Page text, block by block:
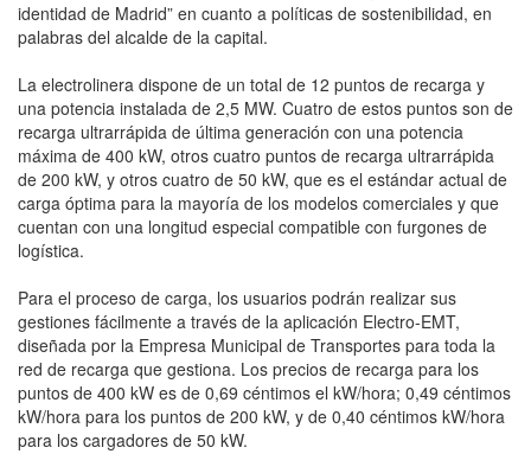
identidad de Madrid” en cuanto a políticas de sostenibilidad, en
palabras del alcalde de la capital.
La electrolinera dispone de un total de 12 puntos de recarga y
una potencia instalada de 2,5 MW. Cuatro de estos puntos son de
recarga ultrarrápida de última generación con una potencia
máxima de 400 kW, otros cuatro puntos de recarga ultrarrápida
de 200 kW, y otros cuatro de 50 kW, que es el estándar actual de
carga óptima para la mayoría de los modelos comerciales y que
cuentan con una longitud especial compatible con furgones de
logística.
Para el proceso de carga, los usuarios podrán realizar sus
gestiones fácilmente a través de la aplicación Electro-EMT,
diseñada por la Empresa Municipal de Transportes para toda la
red de recarga que gestiona. Los precios de recarga para los
puntos de 400 kW es de 0,69 céntimos el kW/hora; 0,49 céntimos
kW/hora para los puntos de 200 kW, y de 0,40 céntimos kW/hora
para los cargadores de 50 kW.